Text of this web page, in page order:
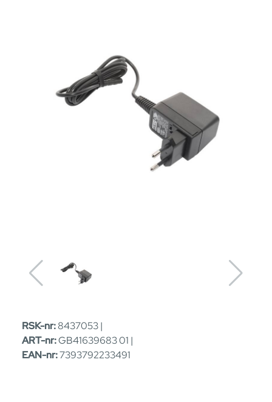
RSK-nr:8437053 |
ART-nr:GB41639683 01 |
EAN-nr:7393792233491